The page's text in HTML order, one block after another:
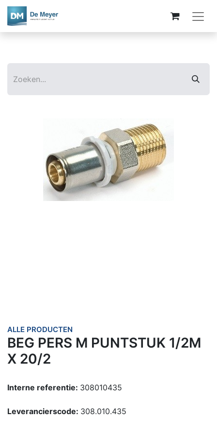
ALLE PRODUCTEN
BEG PERS M PUNTSTUK 1/2M
X 20/2
Interne referentie: 308010435
Leverancierscode: 308.010.435